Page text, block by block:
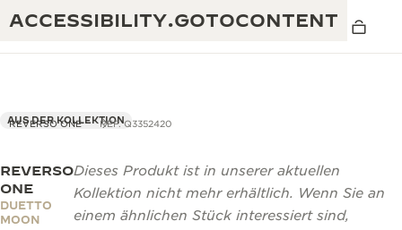
ACCESSIBILITY.GOTOCONTENT
THE GOLDEN RATIO MUSICAL SHOW
DAS REVERSO 1931 CAFÉ
EXZELLENZ: MEHR ALS 190 JAHRE EXPERTISE
KREATIVITÄT: MEHR ALS 430 PATENTE
REVERSO ONE REF. Q3352420
AUS DER KOLLEKTION
REVERSO
ONE
DUETTO
MOON
Dieses Produkt ist in unserer aktuellen
Kollektion nicht mehr erhältlich. Wenn Sie an
einem ähnlichen Stück interessiert sind,